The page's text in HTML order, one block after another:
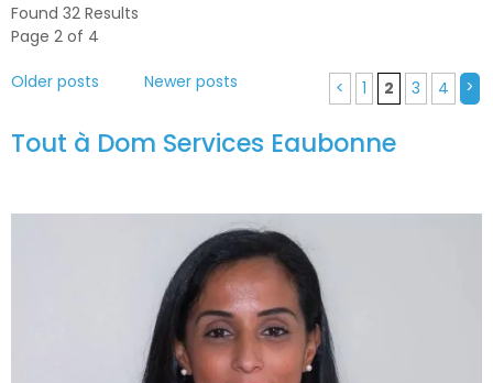
Found 32 Results
Page 2 of 4
Older posts Newer posts < 1 2 3 4 >
Tout à Dom Services Eaubonne